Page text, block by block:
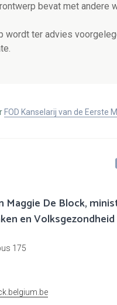
bevat met andere
wordt ter advies
FOD Kanselarij van de Eerste
Maggie De Block,
en Volksgezondheid
175